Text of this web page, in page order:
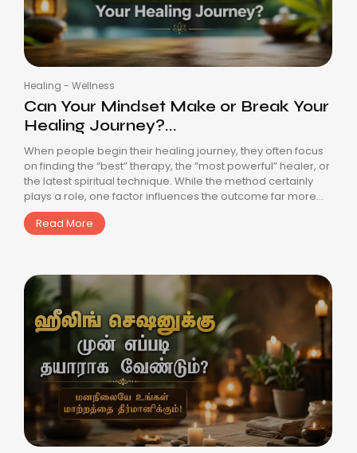
Healing - Wellness
Can Your Mindset Make or Break Your
Healing Journey?...
When people begin their healing journey, they often focus
on finding the “best” therapy, the “most powerful” healer, or
the latest spiritual technique. While the method certainly
plays a role, one factor influences the outcome far more...
Read More